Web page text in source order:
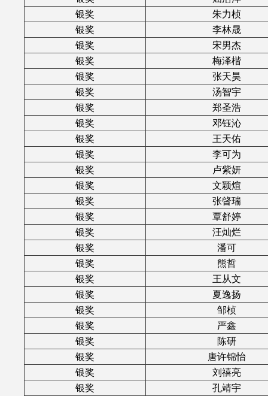
银奖
朱力桢
银奖
李林晟
银奖
宋男杰
银奖
梅泽楷
银奖
张天昊
银奖
汤智宇
银奖
郑圣浩
银奖
邓钰沁
银奖
王天佑
银奖
李可为
银奖
卢紫妍
银奖
文颖煊
银奖
张晵瑞
银奖
覃舒婷
银奖
汪灿烂
银奖
潘可
银奖
熊哲
银奖
王从文
银奖
夏逸扬
银奖
邹桢
银奖
严鑫
银奖
陈研
银奖
唐许锦怡
银奖
刘禧亮
银奖
孔靖宇